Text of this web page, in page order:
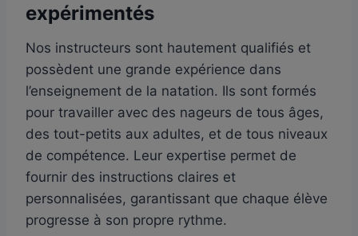
expérimentés
Nos instructeurs sont hautement qualifiés et
possèdent une grande expérience dans
l’enseignement de la natation. Ils sont formés
pour travailler avec des nageurs de tous âges,
des tout-petits aux adultes, et de tous niveaux
de compétence. Leur expertise permet de
fournir des instructions claires et
personnalisées, garantissant que chaque élève
progresse à son propre rythme.